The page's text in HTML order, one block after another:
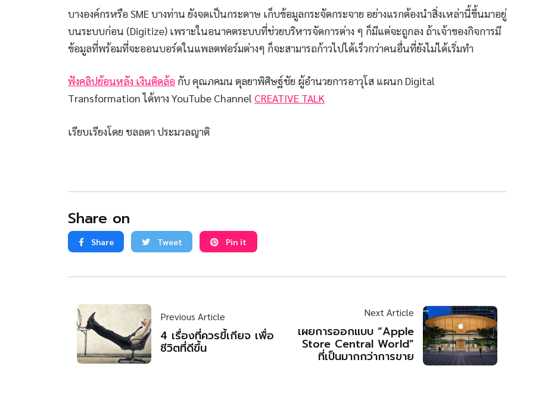
บางองค์กรหรือ SME บางท่าน ยังจดเป็นกระดาษ เก็บข้อมูลกระจัดกระจาย อย่างแรกต้องนำสิ่งเหล่านี้ขึ้นมาอยู่
บนระบบก่อน (Digitize) เพราะในอนาคตระบบที่ช่วยบริหารจัดการต่าง ๆ ก็มีแต่จะถูกลง ถ้าเจ้าของกิจการมี
ข้อมูลที่พร้อมที่จะออนบอร์ดในแพลตฟอร์มต่างๆ ก็จะสามารถก้าวไปได้เร็วกว่าคนอื่นที่ยังไม่ได้เริ่มทำ
ฟังคลิปย้อนหลัง เงินติดล้อ กับ คุณภคมน ตุลยาพิศิษฐ์ชัย ผู้อำนวยการอาวุโส แผนก Digital
Transformation ได้ทาง YouTube Channel CREATIVE TALK
เรียบเรียงโดย ชลลดา ประมวลญาติ
Share on
Share Tweet Pin it
Previous Article
4 เรื่องที่ควรขี้เกียจ เพื่อ
ชีวิตที่ดีขึ้น
Next Article
เผยการออกแบบ “Apple
Store Central World”
ที่เป็นมากกว่าการขาย